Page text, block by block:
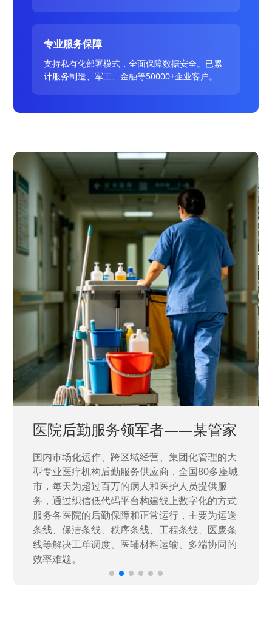
专业服务保障
支持私有化部署模式，全面保障数据安全。已累
计服务制造、军工、金融等50000+企业客户。
医院后勤服务领军者——某管家
国内市场化运作、跨区域经营、集团化管理的大
型专业医疗机构后勤服务供应商，全国80多座城
市，每天为超过百万的病人和医护人员提供服
务，通过织信低代码平台构建线上数字化的方式
服务各医院的后勤保障和正常运行，主要为运送
条线、保洁条线、秩序条线、工程条线、医废条
线等解决工单调度、医辅材料运输、多端协同的
效率难题。